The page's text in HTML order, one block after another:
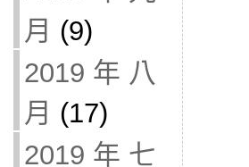
月 (9)
2019 年 八
月 (17)
2019 年 七